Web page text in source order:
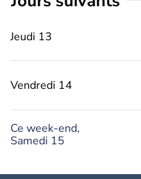
Jeudi 13
Vendredi 14
Ce week-end,
Samedi 15